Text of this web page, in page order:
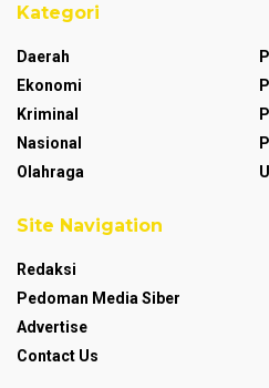
Kategori
Daerah
Ekonomi
Kriminal
Nasional
Olahraga
Site Navigation
Redaksi
Pedoman Media Siber
Advertise
Contact Us